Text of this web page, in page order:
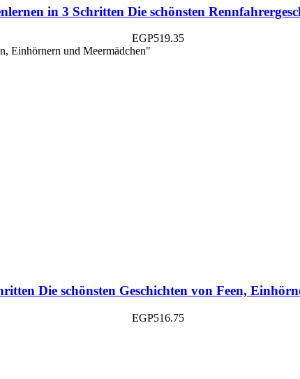
in 3 Schritten Die schönsten
EGP519.35
Die schönsten Geschichten von Feen,
EGP516.75